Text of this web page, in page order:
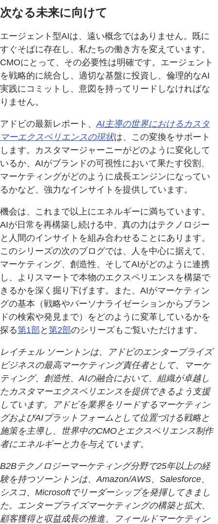
次なる未来に向けて
エージェント型AIは、遠い概念ではありません。既に
すぐそばに存在し、私たちの働き方を変えています。
CMOにとって、その必要性は明確です。エージェント
を戦略的に統合し、適切な基盤に投資し、倫理的なAI
実践にコミットし、意図を持ってリードしなければな
りません。
アドビの最新レポート、 AI主導の世界におけるカスタ
マーエクスペリエンスの現状は、この変換をサポート
します。カスタマージャーニーがどのように変化して
いるか、AIがブランドの可視性において果たす役割、
マーケティングがどのように成長エンジンになってい
るかなど、強力なインサイトを提供しています。
機会は、これまで以上にエネルギーに満ちています。
AIが日常を再構築し続ける中、真の力はテクノロジー
と人間のインサイトを組み合わせることにあります。
このシリーズの次のブログでは、人を中心に据えて、
マーケティング、創造性、そしてAIがどのように連携
し、よりスマートで本物のエクスペリエンスを構築で
きるかを深く掘り下げます。また、AIがマーケティン
グの基本（戦略やパーソナライゼーションからブラン
ドの検索や発見まで）をどのように変革しているかを
探る第1部 と 第2部のシリーズもご覧いただけます。
レイチェル ソーントンは、アドビのエンタープライズ
ビジネスの最高マーケティング責任者として、マーケ
ティング、創造性、AIの融合において、組織が卓越し
たカスタマーエクスペリエンスを提供できるよう支援
しています。アドビを業界をリードするマーケティン
グおよびAIプラットフォームとして位置づける戦略と
施策を主導し、世界中のCMOとエクスペリエンス制作
者にエネルギーと力を与えています。
B2Bテクノロジーマーケティング分野で25年以上の経
験を持つソーントンは、Amazon/AWS、Salesforce、
シスコ、Microsoftでリーダーシップを発揮してきまし
た。エンタープライズマーケティングの構築と拡大、
顧客獲得と収益成長の推進、フィールドマーケティン